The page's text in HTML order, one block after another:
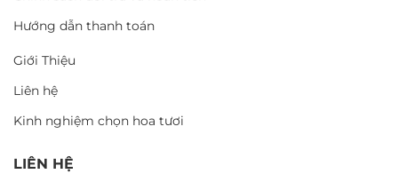
Hướng dẫn thanh toán
Giới Thiệu
Liên hệ
Kinh nghiệm chọn hoa tươi
LIÊN HỆ